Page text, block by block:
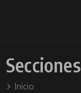
Secciones
Inicio